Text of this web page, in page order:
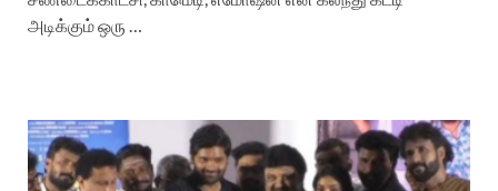
அடிக்கும் ஒரு …